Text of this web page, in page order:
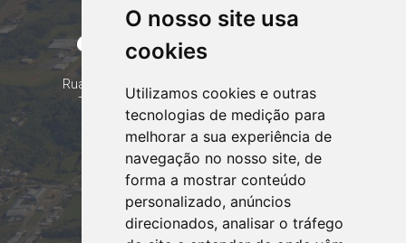
O nosso site usa
cookies
Utilizamos cookies e outras
tecnologias de medição para
melhorar a sua experiência de
navegação no nosso site, de
forma a mostrar conteúdo
personalizado, anúncios
direcionados, analisar o tráfego
CORUMBATAÍ DO SUL
PARANÁ
Rua Tocantins 153 Corumbataí - CEP: 86.970-000
Telefone: (44) 99935-8828, (44) 99935-8839
contato@corumbataidosul.pr.gov.br
Atendimento
Segunda a Sexta-feira
07:30h às 11:30h e das 13:00h às 17:00h
Acessar webmail!